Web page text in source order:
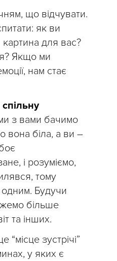
що відчувати.
як ви
для вас?
Якщо ми
нам стає
з вами бачимо
вона біла, а ви –
і розуміємо,
тому
Будучи
більше
та інших.
“місце зустрічі”
у яких є